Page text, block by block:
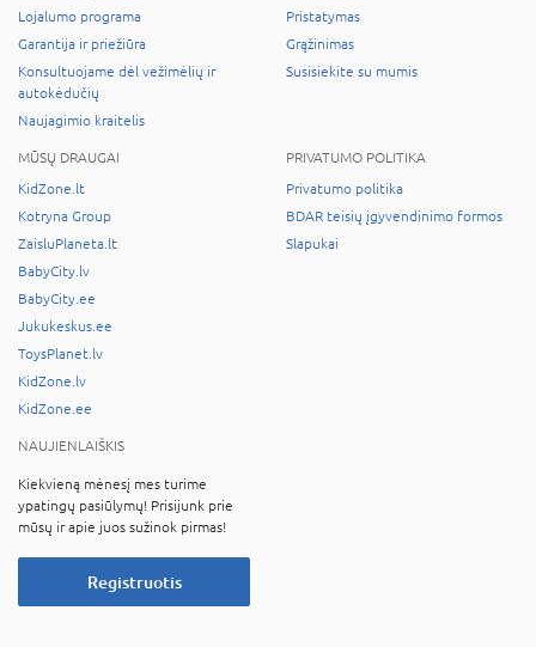
Lojalumo programa
Garantija ir priežiūra
Konsultuojame dėl vežimėlių ir
autokėdučių
Naujagimio kraitelis
Pristatymas
Grąžinimas
Susisiekite su mumis
MŪSŲ DRAUGAI
KidZone.lt
Kotryna Group
ZaisluPlaneta.lt
BabyCity.lv
BabyCity.ee
Jukukeskus.ee
ToysPlanet.lv
KidZone.lv
KidZone.ee
PRIVATUMO POLITIKA
Privatumo politika
BDAR teisių įgyvendinimo formos
Slapukai
NAUJIENLAIŠKIS
Kiekvieną mėnesį mes turime
ypatingų pasiūlymų! Prisijunk prie
mūsų ir apie juos sužinok pirmas!
Registruotis